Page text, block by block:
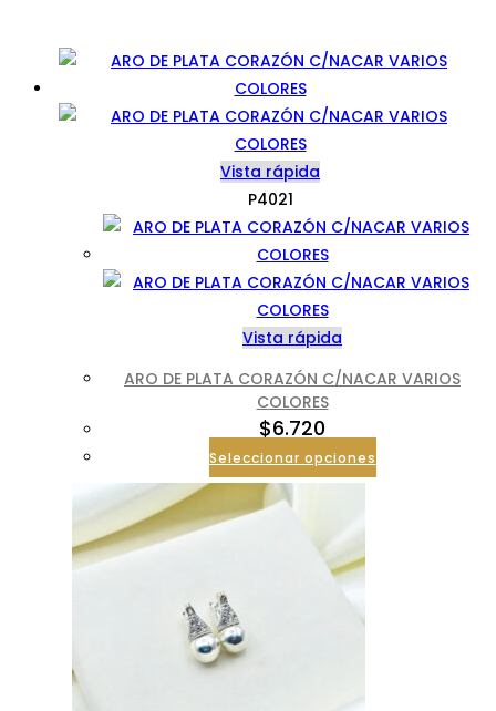
Vista rápida
P4021
Vista rápida
ARO DE PLATA CORAZÓN C/NACAR VARIOS
COLORES
$6.720
Seleccionar opciones